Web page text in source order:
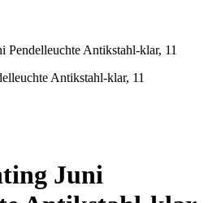
Pendelleuchte Antikstahl-klar, 11
Antikstahl-klar, 11
Juni